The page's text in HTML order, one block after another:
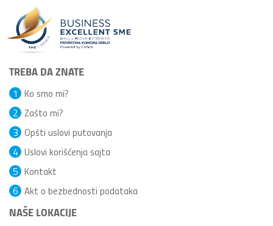
TREBA DA ZNATE
Ko smo mi?
1
Zašto mi?
2
Opšti uslovi putovanja
3
Uslovi korišćenja sajta
4
Kontakt
5
Akt o bezbednosti podataka
6
NAŠE LOKACIJE